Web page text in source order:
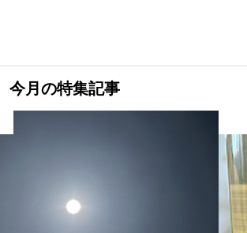
今月の特集記事